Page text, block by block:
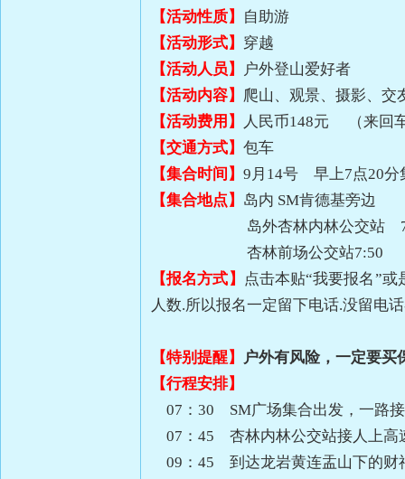
【活动性质】
自助游
【活动形式】 穿越
【活动人员】
户外登山爱好者
【活动内容】 爬山、观景、摄影、交
【活动费用】
人民币148元 （来回
【交通方式】 包车
【集合时间】 9月14号 早上7点20分
【集合地点】 岛内 SM肯德基旁边
岛外杏林内林公交站 7
杏林前场公交站7:50
【报名方式】
点击本贴“我要报名”
人数.所以报名一定留下电话.没留电
【特别提醒】
户外有风险，一定要买
【行程安排】
07：30 SM广场集合出发，一路
07：45 杏林内林公交站接人上高
09：45 到达龙岩黄连盂山下的财